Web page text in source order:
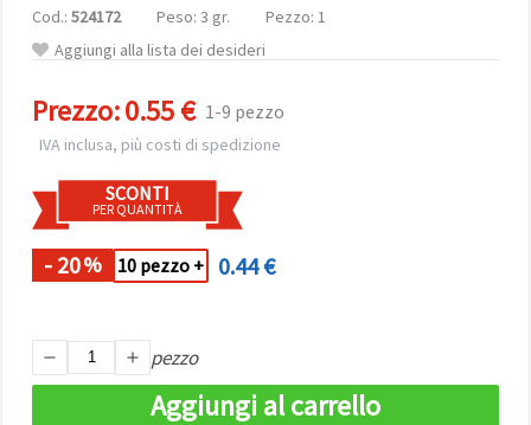
Cookie" per
personalizzare
le tue
modificare
il tuo
in qualsiasi
momento.
Per ulteriori
informazioni,
consultare
la nostra
l'Informativa
privacy.
Cod.: 524172 Peso: 3 gr.
Pezzo: 1
Aggiungi alla lista dei desideri
Prezzo:0.55 € 1-9 pezzo
IVA inclusa, più costi di spedizione
SCONTI
PER QUANTITÀ
- 20% 10 pezzo + 0.44 €
pezzo
Aggiungi al carrello